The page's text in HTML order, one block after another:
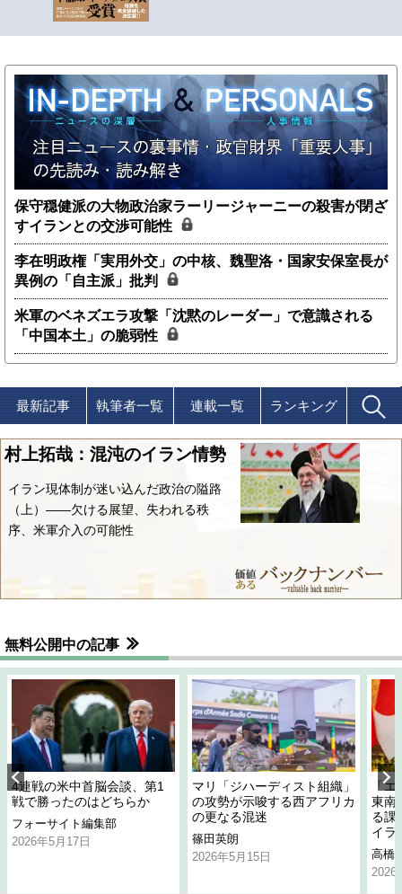
保守穏健派の大物政治家ラーリージャーニーの殺害が閉ざ
すイランとの交渉可能性
李在明政権「実用外交」の中核、魏聖洛・国家安保室長が
異例の「自主派」批判
米軍のベネズエラ攻撃「沈黙のレーダー」で意識される
「中国本土」の脆弱性
最新記事 執筆者一覧 連載一覧 ランキング
村上拓哉：混沌のイラン情勢
イラン現体制が迷い込んだ政治の隘路
（上）――欠ける展望、失われる秩
序、米軍介入の可能性
無料公開中の記事
4連戦の米中首脳会談、第1
戦で勝ったのはどちらか
フォーサイト編集部
2026年5月17日
マリ「ジハーディスト組織」
の攻勢が示唆する西アフリカ
の更なる混迷
篠田英朗
2026年5月15日
「
東南
る課
イラ
高橋
2026